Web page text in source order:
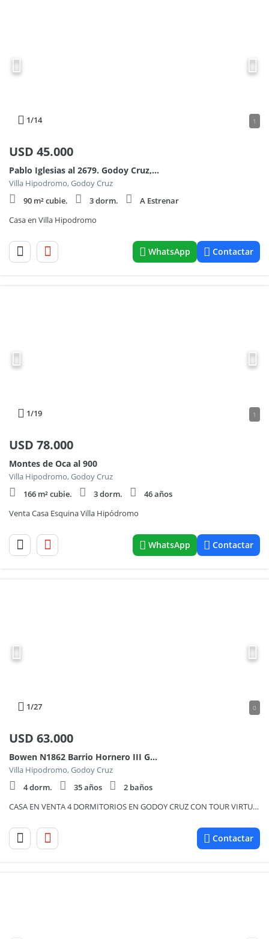
1/14 1
USD 45.000
Pablo Iglesias al 2679. Godoy Cruz, Mendoza
Villa Hipodromo, Godoy Cruz
90 m² cubie.
3 dorm.
A Estrenar
Casa en Villa Hipodromo
WhatsApp Contactar
1/19 1
USD 78.000
Montes de Oca al 900
Villa Hipodromo, Godoy Cruz
166 m² cubie.
3 dorm.
46 años
Venta Casa Esquina Villa Hipódromo
WhatsApp Contactar
1/27 0
USD 63.000
Bowen N1862 Barrio Hornero III Godoy Cruz Mendoza
Villa Hipodromo, Godoy Cruz
4 dorm.
35 años
2 baños
CASA EN VENTA 4 DORMITORIOS EN GODOY CRUZ CON TOUR VIRTUAL
Contactar